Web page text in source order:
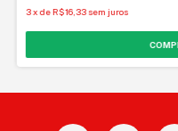
3xdeR$16,33sem juros